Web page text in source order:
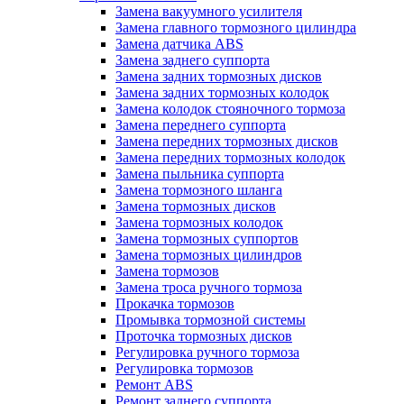
Замена вакуумного усилителя
Замена главного тормозного цилиндра
Замена датчика ABS
Замена заднего суппорта
Замена задних тормозных дисков
Замена задних тормозных колодок
Замена колодок стояночного тормоза
Замена переднего суппорта
Замена передних тормозных дисков
Замена передних тормозных колодок
Замена пыльника суппорта
Замена тормозного шланга
Замена тормозных дисков
Замена тормозных колодок
Замена тормозных суппортов
Замена тормозных цилиндров
Замена тормозов
Замена троса ручного тормоза
Прокачка тормозов
Промывка тормозной системы
Проточка тормозных дисков
Регулировка ручного тормоза
Регулировка тормозов
Ремонт ABS
Ремонт заднего суппорта